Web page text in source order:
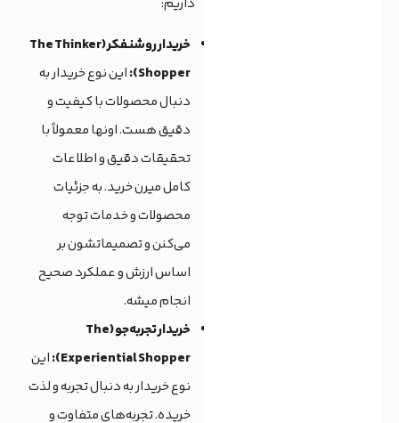
داریم:
خریدار روشنفکر (The Thinker
Shopper):
این نوع خریدار به
دنبال محصولات با کیفیت و
دقیق هست. اونها معمولاً با
تحقیقات دقیق و اطلاعات
کامل میرن خرید. به جزئیات
محصولات و خدمات توجه
می‌کنن و تصمیماتشون بر
اساس ارزش و عملکرد صحیح
انجام میشه.
خریدار تجربه‌جو (The
Experiential Shopper):
این
نوع خریدار به دنبال تجربه و لذت
خریده. تجربه‌های متفاوت و